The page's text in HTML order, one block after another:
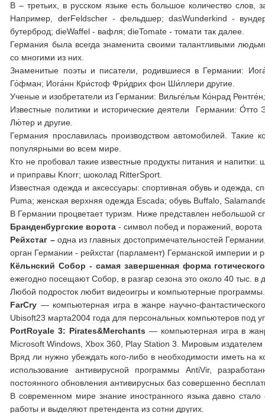
В – третьих, в русском языке есть большое количество
Например, derFeldscher - фельдшер; dasWunderkind -
бутерброд; dieWaffel - вафля; dieTomate - томати так далее.
Германия была всегда знаменита своими талантливыми
со многими из них.
Знаменитые поэты и писатели, родившиеся в Германии:
Го́фман; Иога́нн Кри́стоф Фри́дрих фон Ши́ллери другие.
Ученые и изобретатели из Германии: Вильге́льм Ко́нрад Рентге́н
Известные политики и исторические деятели Германии:
Лю́тер и другие
Германия прославилась производством автомобилей.
популярными во всем мире.
Кто не пробовал такие известные продукты питания и
и приправы Knorr; шоколад RitterSport.
Известная одежда и аксессуары: спортивная обувь и одежда,
Puma; женская верхняя одежда Escada; обувь Buffalo,
В Германии процветает туризм. Ниже представлен небольшой
Бранденбургские ворота - символ побед и поражений,
Рейхстаг – одна из главных достопримечательностей
орган Германии - рейхстаг (парламент) Германской империи и
Кёльнский Собор - самая завершенная форма
ежегодно посещают Собор, в разгар сезона это около 40 тыс. в
Любой подросток любит видеоигры и компьютерные программы.
FarCry — компьютерная игра в жанре научно-
Ubisoft23 марта2004 года для персональных компьютеров под
PortRoyale 3: Pirates&Merchants — компьютерная игра в
Microsoft Windows, Xbox 360, Play Station 3. Мировым издателем
Вряд ли нужно убеждать кого-либо в необходимости иметь на
использование антивирусной программы AntiVir,
постоянного обновления антивирусных баз совершенно
В современном мире знание иностранного языка давно
работы и выделяют претендента из сотни других.